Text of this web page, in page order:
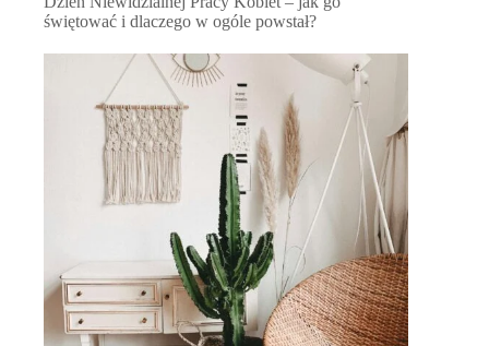
świętować i dlaczego w ogóle powstał?